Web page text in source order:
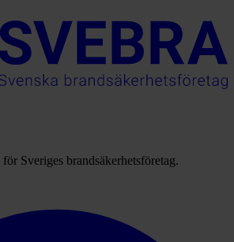
Sveriges brandsäkerhetsföretag.